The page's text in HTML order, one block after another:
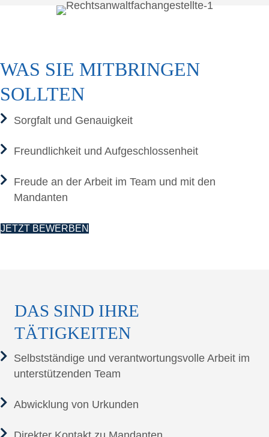
WAS SIE MIT­BRIN­GEN
SOLLTEN
Sorg­falt und Genauigkeit
Freund­lich­keit und Aufgeschlossenheit
Freu­de an der Arbeit im Team und mit den
Mandanten
JETZT BEWER­BEN
DAS SIND IHRE
TÄTIGKEITEN
Selbst­stän­di­ge und ver­ant­wor­tungs­vol­le Arbeit im
unter­stüt­zen­den Team
Abwick­lung von Urkunden